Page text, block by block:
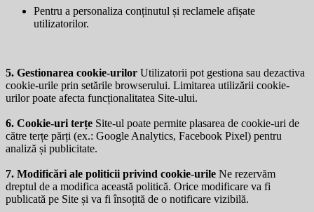
Pentru a personaliza conținutul și reclamele afișate
utilizatorilor.
5. Gestionarea cookie-urilor Utilizatorii pot gestiona sau dezactiva
cookie-urile prin setările browserului. Limitarea utilizării cookie-
urilor poate afecta funcționalitatea Site-ului.
6. Cookie-uri terțe Site-ul poate permite plasarea de cookie-uri de
către terțe părți (ex.: Google Analytics, Facebook Pixel) pentru
analiză și publicitate.
7. Modificări ale politicii privind cookie-urile Ne rezervăm
dreptul de a modifica această politică. Orice modificare va fi
publicată pe Site și va fi însoțită de o notificare vizibilă.